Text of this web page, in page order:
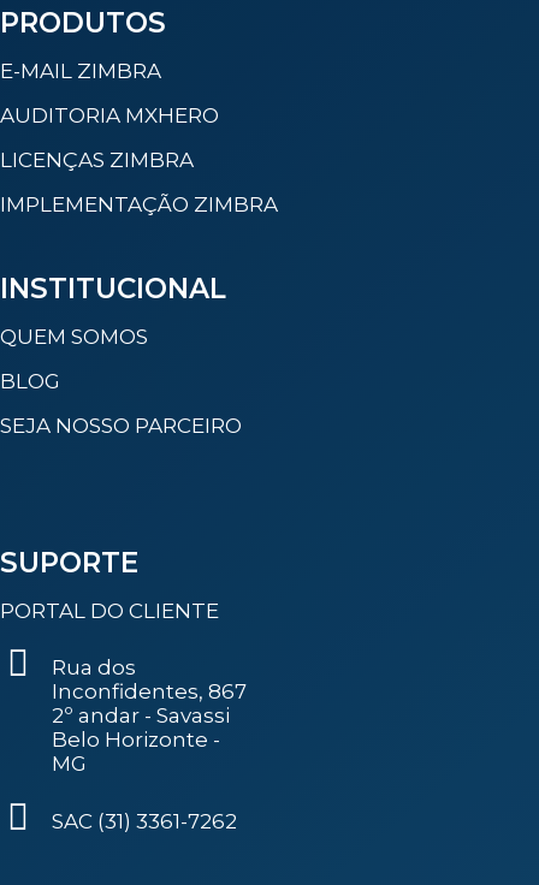
PRODUTOS
E-MAIL ZIMBRA
AUDITORIA MXHERO
LICENÇAS ZIMBRA
IMPLEMENTAÇÃO ZIMBRA
INSTITUCIONAL
QUEM SOMOS
BLOG
SEJA NOSSO PARCEIRO
SUPORTE
PORTAL DO CLIENTE
Rua dos
Inconfidentes, 867
2º andar - Savassi
Belo Horizonte -
MG
SAC (31) 3361-7262